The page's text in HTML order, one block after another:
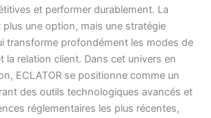
et performer durablement. La
plus une option, mais une stratégie
transforme profondément les modes de
la relation client. Dans cet univers en
ECLATOR se positionne comme un
des outils technologiques avancés et
réglementaires les plus récentes,